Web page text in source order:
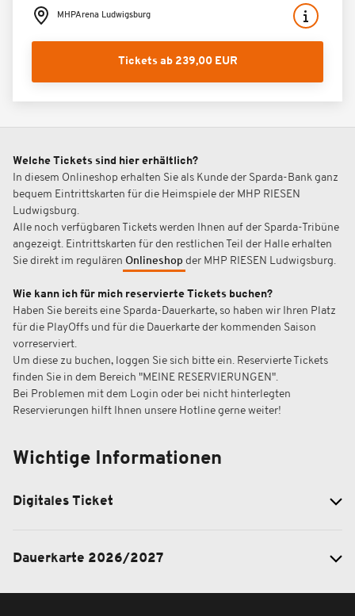
MHPArena Ludwigsburg
Tickets ab 239,00 EUR
Welche Tickets sind hier erhältlich?
In diesem Onlineshop erhalten Sie als Kunde der Sparda-Bank ganz
bequem Eintrittskarten für die Heimspiele der MHP RIESEN
Ludwigsburg.
Alle noch verfügbaren Tickets werden Ihnen auf der Sparda-Tribüne
angezeigt. Eintrittskarten für den restlichen Teil der Halle erhalten
Sie direkt im regulären Onlineshop der MHP RIESEN Ludwigsburg.
Wie kann ich für mich reservierte Tickets buchen?
Haben Sie bereits eine Sparda-Dauerkarte, so haben wir Ihren Platz
für die PlayOffs und für die Dauerkarte der kommenden Saison
vorreserviert.
Um diese zu buchen, loggen Sie sich bitte ein. Reservierte Tickets
finden Sie in dem Bereich "MEINE RESERVIERUNGEN".
Bei Problemen mit dem Login oder bei nicht hinterlegten
Reservierungen hilft Ihnen unsere Hotline gerne weiter!
Wichtige Informationen
Digitales Ticket
Dauerkarte 2026/2027